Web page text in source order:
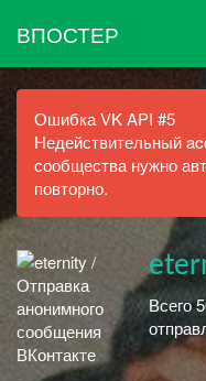
ВПОСТЕР
Ошибка VK API #5
Недействительный
сообщества нужно
повторно.
Всего